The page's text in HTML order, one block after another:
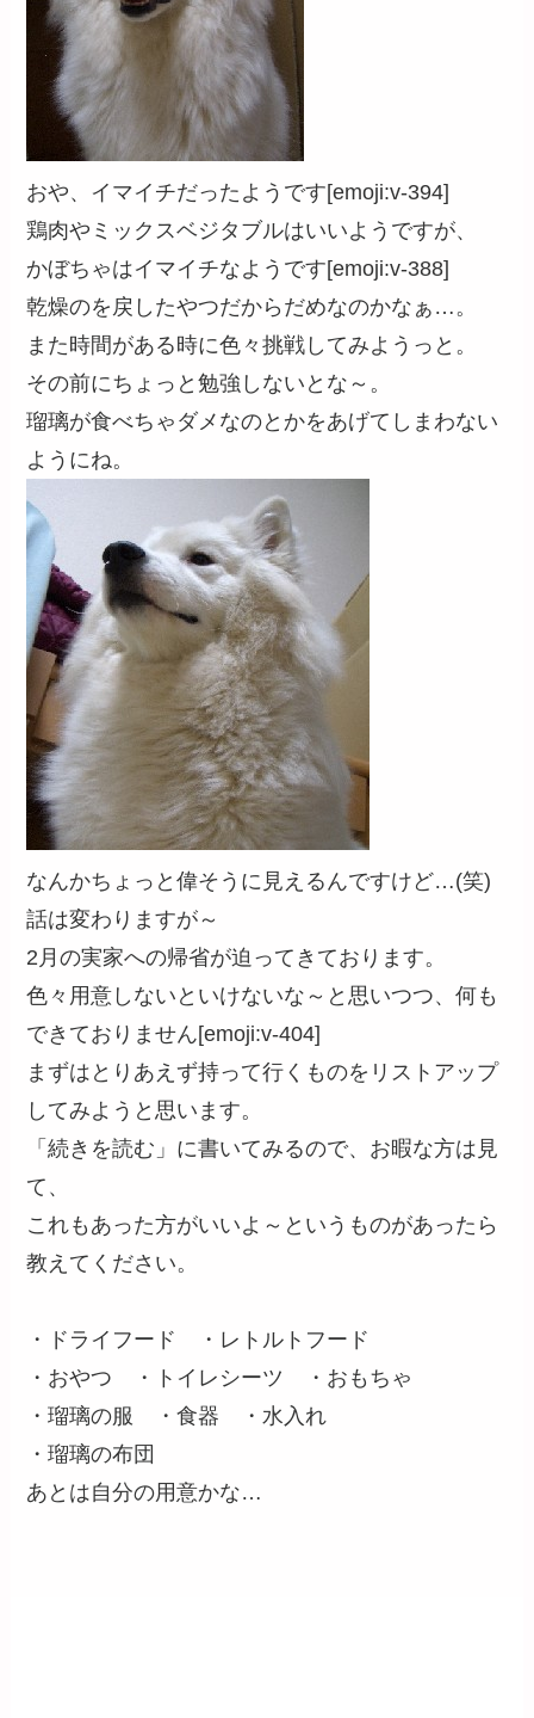
おや、イマイチだったようです[emoji:v-394]
鶏肉やミックスベジタブルはいいようですが、
かぼちゃはイマイチなようです[emoji:v-388]
乾燥のを戻したやつだからだめなのかなぁ…。
また時間がある時に色々挑戦してみようっと。
その前にちょっと勉強しないとな～。
瑠璃が食べちゃダメなのとかをあげてしまわない
ようにね。
なんかちょっと偉そうに見えるんですけど…(笑)
話は変わりますが～
2月の実家への帰省が迫ってきております。
色々用意しないといけないな～と思いつつ、何も
できておりません[emoji:v-404]
まずはとりあえず持って行くものをリストアップ
してみようと思います。
「続きを読む」に書いてみるので、お暇な方は見
て、
これもあった方がいいよ～というものがあったら
教えてください。
・ドライフード ・レトルトフード
・おやつ ・トイレシーツ ・おもちゃ
・瑠璃の服 ・食器 ・水入れ
・瑠璃の布団
あとは自分の用意かな…